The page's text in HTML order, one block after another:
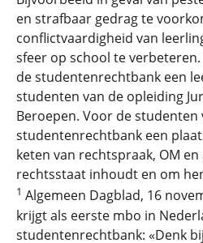
en strafbaar gedrag te
conflictvaardigheid van
sfeer op school te
de studentenrechtbank een
studenten van de opleiding
Beroepen. Voor de studenten
studentenrechtbank een
keten van rechtspraak, OM
rechtsstaat inhoudt en om
1 Algemeen Dagblad, 16
krijgt als eerste mbo in
studentenrechtbank: «Denk